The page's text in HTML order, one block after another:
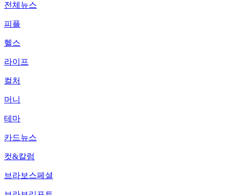
전체뉴스
피플
헬스
라이프
컬처
머니
테마
카드뉴스
컷&칼럼
브라보스페셜